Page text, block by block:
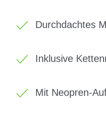
Durchdachtes
Inklusive
Mit Neopren-